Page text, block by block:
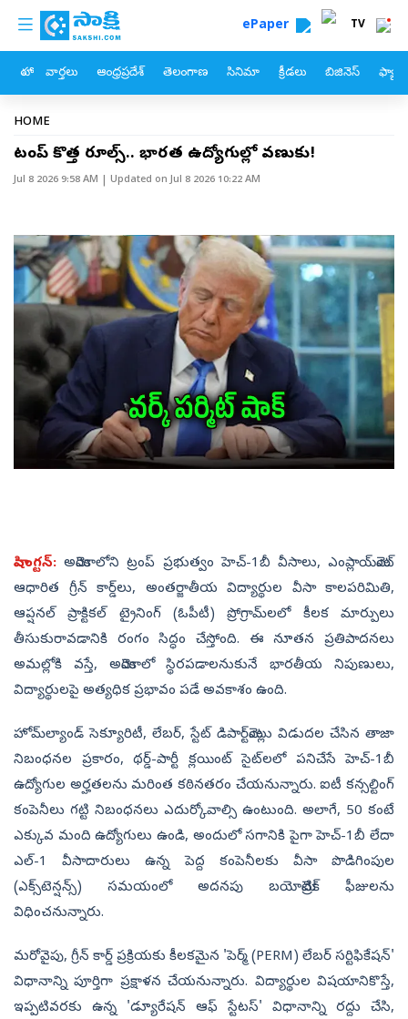
Skip to main content
custom menu ePaper TV
హోం వార్తలు ఆంధ్రప్రదేశ్ తెలంగాణ సినిమా క్రీడలు బిజినెస్
Breadcrumb
HOME
ట్రంప్ కొత్త రూల్స్‌.. భారత ఉద్యోగుల్లో వణుకు!
Jul 8 2026 9:58 AM | Updated onJul 8 2026 10:22 AM
వాషింగ్టన్‌:అమెరికాలోని ట్రంప్ ప్రభుత్వం హెచ్-1బీ వీసాలు, ఎంప్లాయ్‌మెంట్
ఆధారిత గ్రీన్ కార్డ్‌లు, అంతర్జాతీయ విద్యార్థుల వీసా కాలపరిమితి,
ఆప్షనల్ ప్రాక్టికల్ ట్రైనింగ్ (ఓపీటీ) ప్రోగ్రామ్‌లలో కీలక మార్పులు
తీసుకురావడానికి రంగం సిద్ధం చేస్తోంది. ఈ నూతన ప్రతిపాదనలు
అమల్లోకి వస్తే, అమెరికాలో స్థిరపడాలనుకునే భారతీయ నిపుణులు,
విద్యార్థులపై అత్యధిక ప్రభావం పడే అవకాశం ఉంది.
హోమ్‌ల్యాండ్ సెక్యూరిటీ, లేబర్, స్టేట్ డిపార్ట్‌మెంట్లు విడుదల చేసిన తాజా
నిబంధనల ప్రకారం, థర్డ్-పార్టీ క్లయింట్ సైట్‌లలో పనిచేసే హెచ్-1బీ
ఉద్యోగుల అర్హతలను మరింత కఠినతరం చేయనున్నారు. ఐటీ కన్సల్టింగ్
కంపెనీలు గట్టి నిబంధనలు ఎదుర్కోవాల్సి ఉంటుంది. అలాగే, 50 కంటే
ఎక్కువ మంది ఉద్యోగులు ఉండి, అందులో సగానికి పైగా హెచ్-1బీ లేదా
ఎల్-1 వీసాదారులు ఉన్న పెద్ద కంపెనీలకు వీసా పొడిగింపుల
(ఎక్స్‌టెన్షన్స్) సమయంలో అదనపు బయోమెట్రిక్ ఫీజులను
విధించనున్నారు.
మరోవైపు, గ్రీన్ కార్డ్ ప్రక్రియకు కీలకమైన 'పెర్మ్ (PERM) లేబర్ సర్టిఫికేషన్'
విధానాన్ని పూర్తిగా ప్రక్షాళన చేయనున్నారు. విద్యార్థుల విషయానికొస్తే,
ఇప్పటివరకు ఉన్న 'డ్యూరేషన్ ఆఫ్ స్టేటస్' విధానాన్ని రద్దు చేసి,